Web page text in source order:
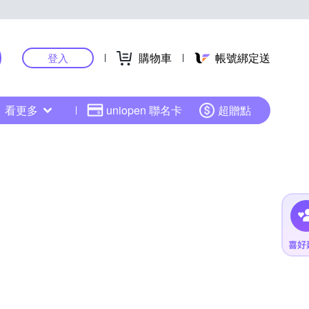
登入 購物車 帳號綁定送
看更多 uniopen 聯名卡 超贈點